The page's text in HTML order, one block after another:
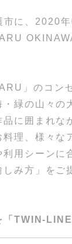
に、2020
」のコン
緑の山々の
に囲まれな
理、様々な
用シーンに
しみ方」をご
「TWIN-